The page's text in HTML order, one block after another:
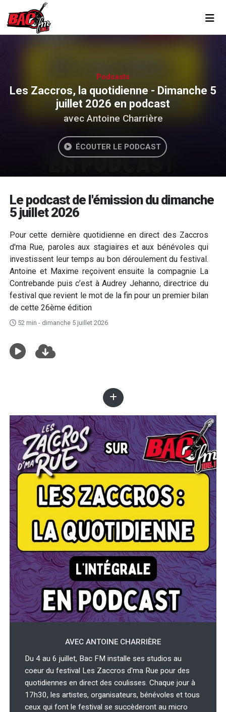
Podcasts
Les Zaccros, la quotidienne - Dimanche 5
juillet 2026 en podcast
avec Antoine Charrière
ÉCOUTER LE PODCAST
Le podcast de l'émission du dimanche
5 juillet 2026
Pour cette dernière quotidienne en direct des Zaccros
d'ma Rue, paroles aux stagiaires et aux bénévoles qui
investissent leur temps au bon déroulement du festival.
Antoine et Maxime reçoivent ensuite la compagnie La
Contrebande puis c’est à Audrey Jehanno, directrice du
festival que revient le mot de la fin pour un premier bilan
de cette 26ème édition
52 min - dimanche 5 juillet 2026
AVEC ANTOINE CHARRIÈRE
Du 4 au 6 juillet, Bac FM installe ses studios au
coeur du festival Les Zaccros d'ma Rue pour des
quotidiennes en direct des coulisses. Chaque jour à
17h30, les artistes, organisateurs, bénévoles et tous
ceux qui font le festival se succèderont au micro